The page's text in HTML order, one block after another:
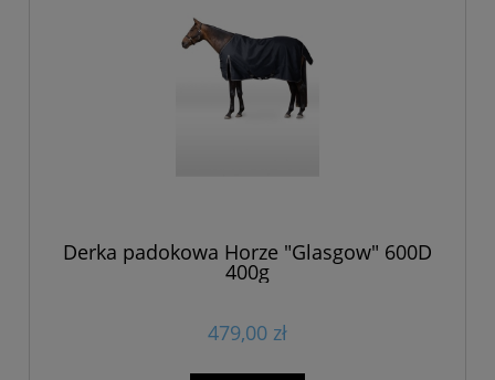
Derka padokowa Horze "Glasgow" 600D
400g
479,00 zł